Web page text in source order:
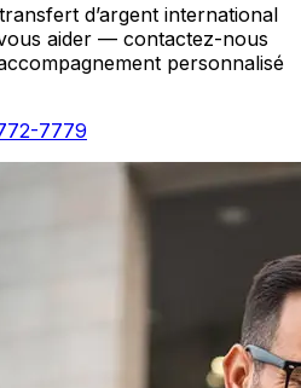
d’argent international
aider — contactez-nous
personnalisé
7779